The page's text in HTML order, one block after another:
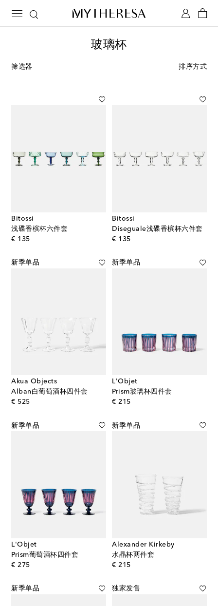
玻璃杯
筛选器 排序方式
Bitossi
浅碟香槟杯六件套
€ 135original price
Bitossi
Diseguale浅碟香槟杯六件套
€ 135original price
新季单品
Akua Objects
Alban白葡萄酒杯四件套
€ 525original price
新季单品
L'Objet
Prism玻璃杯四件套
€ 215original price
新季单品
L'Objet
Prism葡萄酒杯四件套
€ 275original price
新季单品
Alexander Kirkeby
水晶杯两件套
€ 215original price
新季单品 独家发售